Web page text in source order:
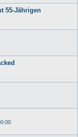
55-Jährigen